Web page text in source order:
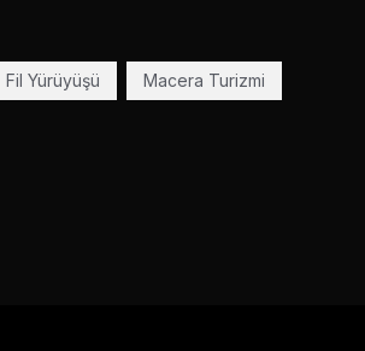
Fil Yürüyüşü Macera Turizmi